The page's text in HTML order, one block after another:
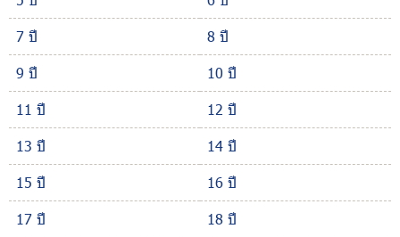
7 ปี
8 ปี
9 ปี
10 ปี
11 ปี
12 ปี
13 ปี
14 ปี
15 ปี
16 ปี
17 ปี
18 ปี